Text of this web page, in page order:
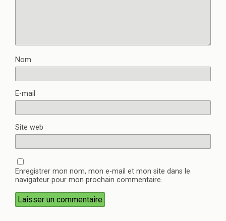
Nom
E-mail
Site web
Enregistrer mon nom, mon e-mail et mon site dans le
navigateur pour mon prochain commentaire.